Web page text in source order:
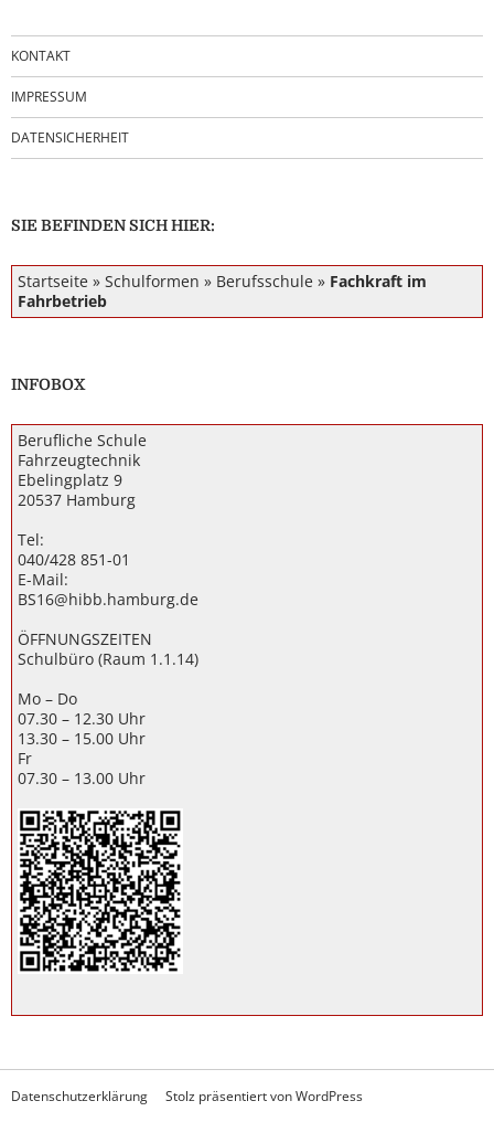
KONTAKT
IMPRESSUM
DATENSICHERHEIT
SIE BEFINDEN SICH HIER:
Startseite » Schulformen » Berufsschule » Fachkraft im
Fahrbetrieb
INFOBOX
Berufliche Schule
Fahrzeugtechnik
Ebelingplatz 9
20537 Hamburg
Tel:
040/428 851-01
E-Mail:
BS16@hibb.hamburg.de
ÖFFNUNGSZEITEN
Schulbüro (Raum 1.1.14)
Mo – Do
07.30 – 12.30 Uhr
13.30 – 15.00 Uhr
Fr
07.30 – 13.00 Uhr
Datenschutzerklärung Stolz präsentiert von WordPress